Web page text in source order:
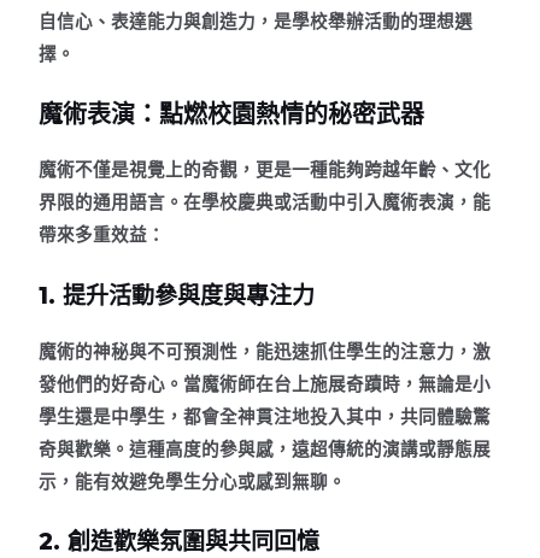
自信心、表達能力與創造力，是學校舉辦活動的理想選
擇。
魔術表演：點燃校園熱情的秘密武器
魔術不僅是視覺上的奇觀，更是一種能夠跨越年齡、文化
界限的通用語言。在學校慶典或活動中引入魔術表演，能
帶來多重效益：
1. 提升活動參與度與專注力
魔術的神秘與不可預測性，能迅速抓住學生的注意力，激
發他們的好奇心。當魔術師在台上施展奇蹟時，無論是小
學生還是中學生，都會全神貫注地投入其中，共同體驗驚
奇與歡樂。這種高度的參與感，遠超傳統的演講或靜態展
示，能有效避免學生分心或感到無聊。
2. 創造歡樂氛圍與共同回憶